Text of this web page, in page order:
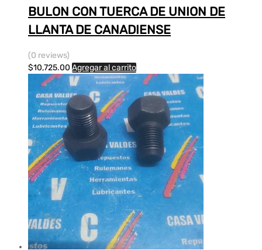
BULON CON TUERCA DE UNION DE
LLANTA DE CANADIENSE
(0 reviews)
$10,725.00 Agregar al carrito